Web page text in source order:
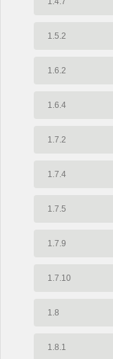
1.5.2
1.6.2
1.6.4
1.7.2
1.7.4
1.7.5
1.7.9
1.7.10
1.8
1.8.1